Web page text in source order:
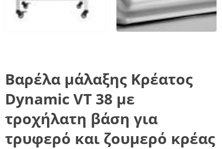
Βαρέλα μάλαξης Κρέατος
Dynamic VT 38 με
τροχήλατη βάση για
τρυφερό και ζουμερό κρέας